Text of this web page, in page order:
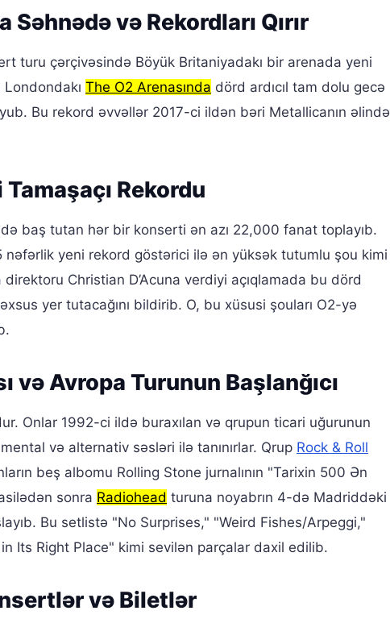
və Rekordları Qırır
turu çərçivəsində Böyük Britaniyadakı bir arenada yeni
The O2 Arenasında dörd ardıcıl tam dolu gecə
Bu rekord əvvəllər 2017-ci ildən bəri Metallicanın əlində
Rekordu
baş tutan hər bir konserti ən azı 22,000 fanat toplayıb.
nəfərlik yeni rekord göstərici ilə ən yüksək tutumlu şou kimi
direktoru Christian D’Acuna verdiyi açıqlamada bu dörd
yer tutacağını bildirib. O, bu xüsusi şouları O2-yə
və Avropa Turunun Başlanğıcı
Onlar 1992-ci ildə buraxılan və qrupun ticari uğurunun
və alternativ səsləri ilə tanınırlar. Qrup Rock & Roll
beş albomu Rolling Stone jurnalının "Tarixin 500 Ən
sonra Radiohead turuna noyabrın 4-də Madriddəki
Bu setlistə "No Surprises," "Weird Fishes/Arpeggi,"
Its Right Place" kimi sevilən parçalar daxil edilib.
və Biletlər